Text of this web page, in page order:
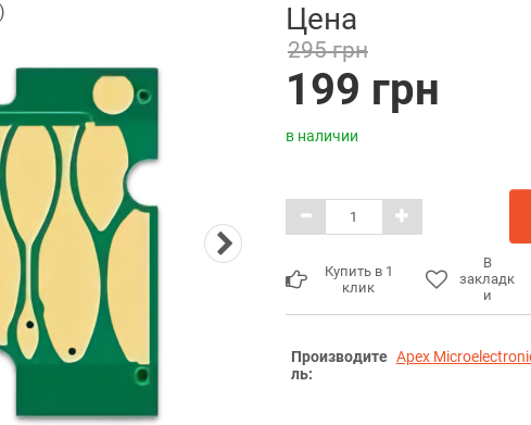
Цена
295 грн
199 грн
в наличии
Купить в 1
клик
В
закладк
и
Производите
ль:
Apex